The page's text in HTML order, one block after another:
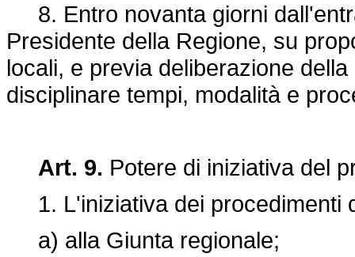
8. Entro novanta giorni
Presidente della Regione, su
locali, e previa deliberazione
disciplinare tempi, modalità e
Art. 9. Potere di iniziativa del
1. L'iniziativa dei procedimenti
a) alla Giunta regionale;